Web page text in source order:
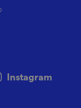
Instagram